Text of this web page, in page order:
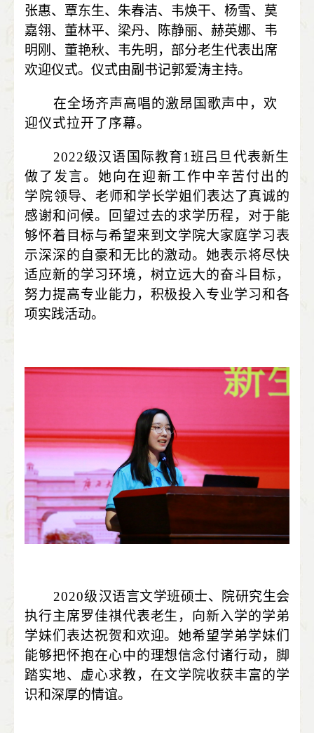
张惠、覃东生、朱春洁、韦焕干、杨雪、莫
嘉翎、董林平、梁丹、陈静丽、赫英娜、韦
明刚、董艳秋、韦先明，部分老生代表出席
欢迎仪式。仪式由副书记郭爱涛主持。
在全场齐声高唱的激昂国歌声中，欢
迎仪式拉开了序幕。
2022级汉语国际教育1班吕旦代表新生
做了发言。她向在迎新工作中辛苦付出的
学院领导、老师和学长学姐们表达了真诚的
感谢和问候。回望过去的求学历程，对于能
够怀着目标与希望来到文学院大家庭学习表
示深深的自豪和无比的激动。她表示将尽快
适应新的学习环境，树立远大的奋斗目标，
努力提高专业能力，积极投入专业学习和各
项实践活动。
2020级汉语言文学班硕士、院研究生会
执行主席罗佳祺代表老生，向新入学的学弟
学妹们表达祝贺和欢迎。她希望学弟学妹们
能够把怀抱在心中的理想信念付诸行动，脚
踏实地、虚心求教，在文学院收获丰富的学
识和深厚的情谊。